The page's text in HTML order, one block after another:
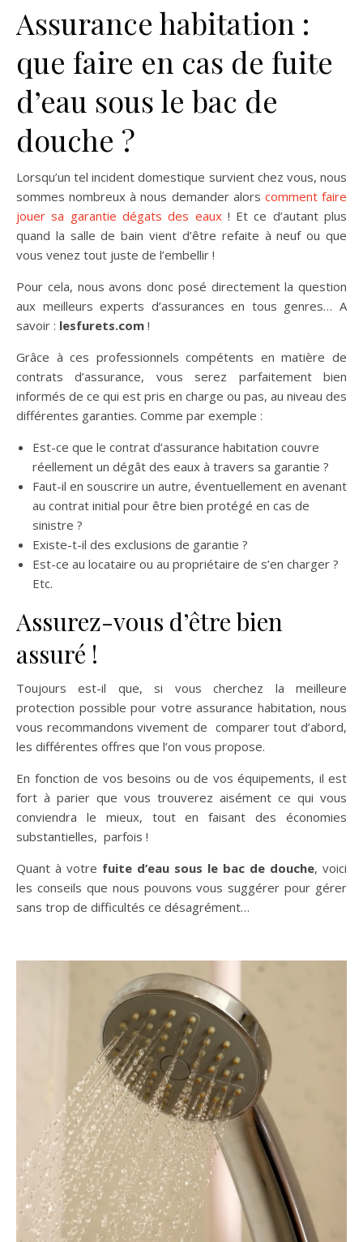
Assurance habitation :
que faire en cas de fuite
d’eau sous le bac de
douche ?
Lorsqu’un tel incident domestique survient chez vous, nous
sommes nombreux à nous demander alors comment faire
jouer sa garantie dégats des eaux! Et ce d’autant plus
quand la salle de bain vient d’être refaite à neuf ou que
vous venez tout juste de l’embellir !
Pour cela, nous avons donc posé directement la question
aux meilleurs experts d’assurances en tous genres… A
savoir : lesfurets.com !
Grâce à ces professionnels compétents en matière de
contrats d’assurance, vous serez parfaitement bien
informés de ce qui est pris en charge ou pas, au niveau des
différentes garanties. Comme par exemple :
Est-ce que le contrat d’assurance habitation couvre
réellement un dégât des eaux à travers sa garantie ?
Faut-il en souscrire un autre, éventuellement en avenant
au contrat initial pour être bien protégé en cas de
sinistre ?
Existe-t-il des exclusions de garantie ?
Est-ce au locataire ou au propriétaire de s’en charger ?
Etc.
Assurez-vous d’être bien
assuré !
Toujours est-il que, si vous cherchez la meilleure
protection possible pour votre assurance habitation, nous
vous recommandons vivement de comparer tout d’abord,
les différentes offres que l’on vous propose.
En fonction de vos besoins ou de vos équipements, il est
fort à parier que vous trouverez aisément ce qui vous
conviendra le mieux, tout en faisant des économies
substantielles, parfois !
Quant à votre fuite d’eau sous le bac de douche, voici
les conseils que nous pouvons vous suggérer pour gérer
sans trop de difficultés ce désagrément…